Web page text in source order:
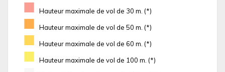
■ Hauteur maximale de vol de 30 m. (*)
■ Hauteur maximale de vol de 50 m. (*)
■ Hauteur maximale de vol de 60 m. (*)
■ Hauteur maximale de vol de 100 m. (*)